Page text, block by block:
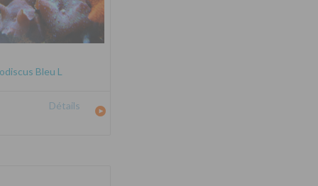
Bleu L
Détails